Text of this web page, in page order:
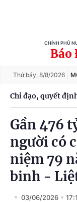
CHÍNH PHỦ
Báo
Thứ bảy, 8/8/2026
Chỉ đạo, quyết
Gần 476
người có
niệm 79
binh -
03/06/2026